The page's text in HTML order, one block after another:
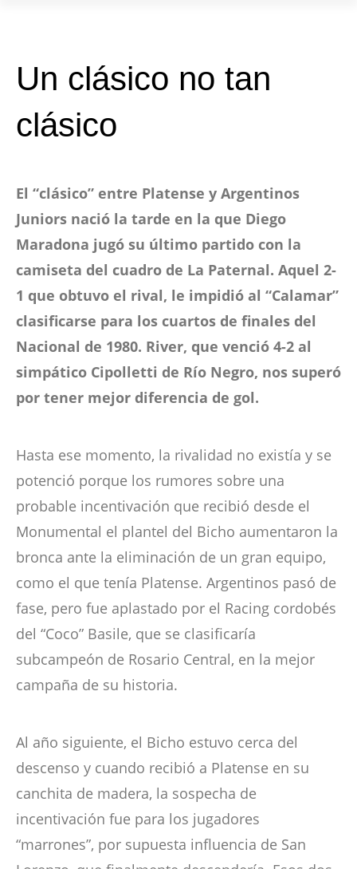
Un clásico no tan
clásico
El “clásico” entre Platense y Argentinos
Juniors nació la tarde en la que Diego
Maradona jugó su último partido con la
camiseta del cuadro de La Paternal. Aquel 2-
1 que obtuvo el rival, le impidió al “Calamar”
clasificarse para los cuartos de finales del
Nacional de 1980. River, que venció 4-2 al
simpático Cipolletti de Río Negro, nos superó
por tener mejor diferencia de gol.
Hasta ese momento, la rivalidad no existía y se
potenció porque los rumores sobre una
probable incentivación que recibió desde el
Monumental el plantel del Bicho aumentaron la
bronca ante la eliminación de un gran equipo,
como el que tenía Platense. Argentinos pasó de
fase, pero fue aplastado por el Racing cordobés
del “Coco” Basile, que se clasificaría
subcampeón de Rosario Central, en la mejor
campaña de su historia.
Al año siguiente, el Bicho estuvo cerca del
descenso y cuando recibió a Platense en su
canchita de madera, la sospecha de
incentivación fue para los jugadores
“marrones”, por supuesta influencia de San